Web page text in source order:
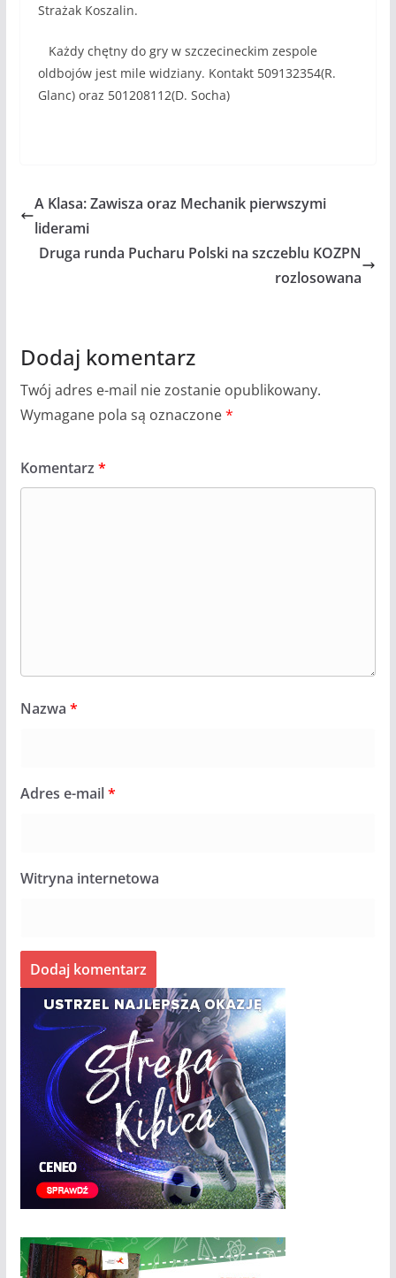
Strażak Koszalin.
Każdy chętny do gry w szczecineckim zespole
oldbojów jest mile widziany. Kontakt 509132354(R.
Glanc) oraz 501208112(D. Socha)
A Klasa: Zawisza oraz Mechanik pierwszymi
liderami
Druga runda Pucharu Polski na szczeblu KOZPN
rozlosowana
Dodaj komentarz
Twój adres e-mail nie zostanie opublikowany.
Wymagane pola są oznaczone*
Komentarz *
Nazwa *
Adres e-mail*
Witryna internetowa